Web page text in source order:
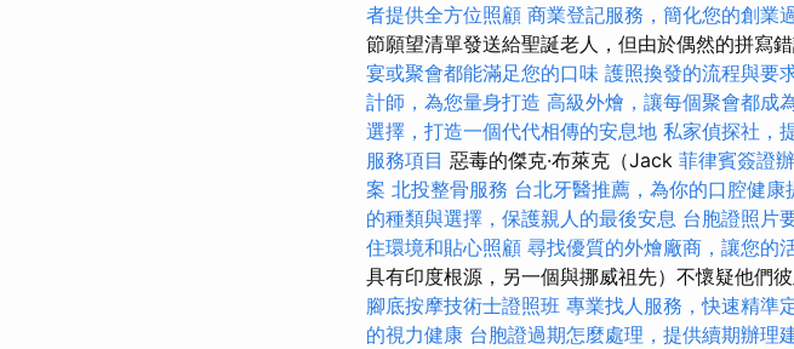
者提供全方位照顧 商業登記服務，簡化您的創業
節願望清單發送給聖誕老人，但由於偶然的拼寫
宴或聚會都能滿足您的口味 護照換發的流程與要
計師，為您量身打造 高級外燴，讓每個聚會都成
選擇，打造一個代代相傳的安息地 私家偵探社，
服務項目 惡毒的傑克·布萊克（Jack 菲律賓簽證
案 北投整骨服務 台北牙醫推薦，為你的口腔健康
的種類與選擇，保護親人的最後安息 台胞證照片
住環境和貼心照顧 尋找優質的外燴廠商，讓您的
具有印度根源，另一個與挪威祖先）不懷疑他們
腳底按摩技術士證照班 專業找人服務，快速精準
的視力健康 台胞證過期怎麼處理，提供續期辦理